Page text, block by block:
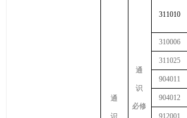
通
识
通
识
必修
311010
310006
311025
904011
904012
912001